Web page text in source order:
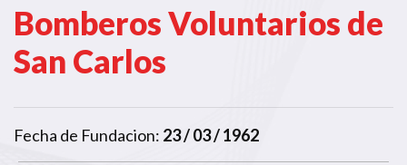
Bomberos Voluntarios de
San Carlos
Fecha de Fundacion: 23 / 03 / 1962